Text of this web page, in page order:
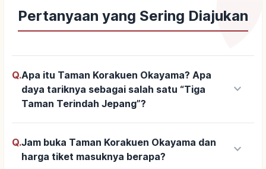
Pertanyaan yang Sering Diajukan
Q.Apa itu Taman Korakuen Okayama? Apa
daya tariknya sebagai salah satu “Tiga
Taman Terindah Jepang”?
keyboard_arrow_down
Q.Jam buka Taman Korakuen Okayama dan
harga tiket masuknya berapa?
keyboard_arrow_down